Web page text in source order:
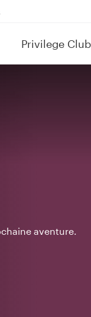
(EBL), and
Privilege Club
aventure.